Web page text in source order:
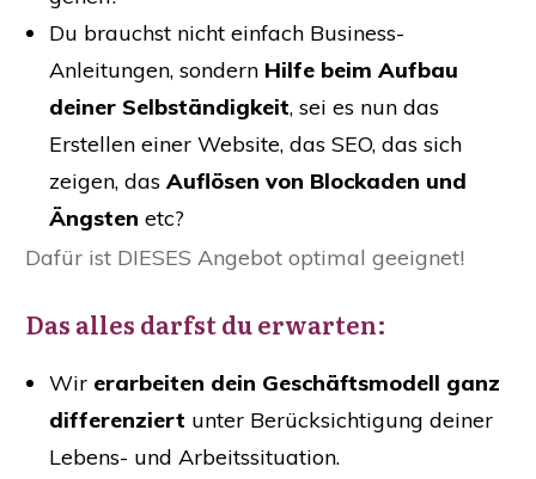
Du brauchst nicht einfach Business-
Anleitungen, sondern Hilfe beim Aufbau
deiner Selbständigkeit, sei es nun das
Erstellen einer Website, das SEO, das sich
zeigen, das Auflösen von Blockaden und
Ängsten etc?
Dafür ist DIESES Angebot optimal geeignet!
Das alles darfst du erwarten:
Wir erarbeiten dein Geschäftsmodell ganz
differenziert unter Berücksichtigung deiner
Lebens- und Arbeitssituation.